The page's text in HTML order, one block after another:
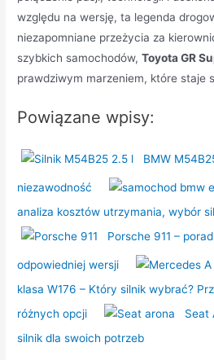
względu na wersję, ta legenda
niezapomniane przeżycia za
szybkich samochodów,Toyota GR
prawdziwym marzeniem, które staje
Powiązane wpisy:
BMW
niezawodność
analiza kosztów utrzymania, wybór
Porsche 911 –
odpowiedniej wersji
klasa W176 – Który silnik wybrać?
różnych opcji
Seat
silnik dla swoich potrzeb